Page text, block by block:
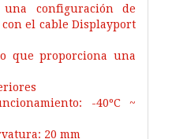
una configuración de
el cable Displayport
que proporciona una
-40ºC ~
20 mm